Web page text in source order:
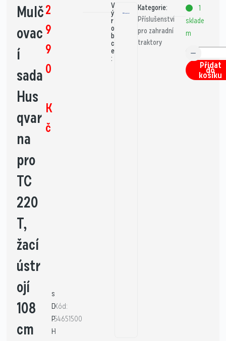
Mulč
ovac
í
sada
Hus
qvar
na
pro
TC
220
T,
žací
ústr
ojí
108
cm
2
9
9
0
K
č
s
D
P
H
Kód:
54651500
1
V
ý
r
o
b
c
e
:
Kategorie:
Příslušenství
pro zahradní
traktory
1
sklade
m
Přidat
do
košíku